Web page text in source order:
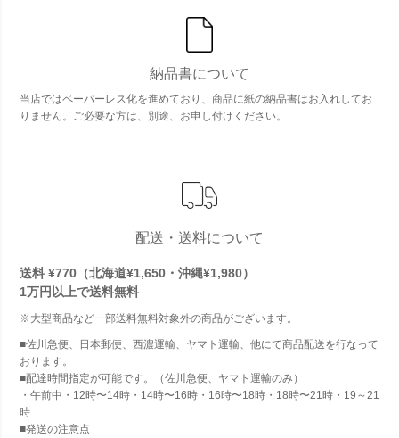
納品書について
当店ではペーパーレス化を進めており、商品に紙の納品書はお入れしてお
りません。ご必要な方は、別途、お申し付けください。
配送・送料について
送料 ¥770（北海道¥1,650・沖縄¥1,980）
1万円以上で送料無料
※大型商品など一部送料無料対象外の商品がございます。
■佐川急便、日本郵便、西濃運輸、ヤマト運輸、他にて商品配送を行なって
おります。
■配達時間指定が可能です。（佐川急便、ヤマト運輸のみ）
・午前中・12時〜14時・14時〜16時・16時〜18時・18時〜21時・19～21
時
■発送の注意点